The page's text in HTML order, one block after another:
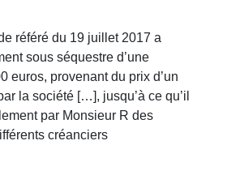
référé du 19 juillet 2017 a
sous séquestre d’une
euros, provenant du prix d’un
la société […], jusqu’à ce qu’il
par Monsieur R des
créanciers